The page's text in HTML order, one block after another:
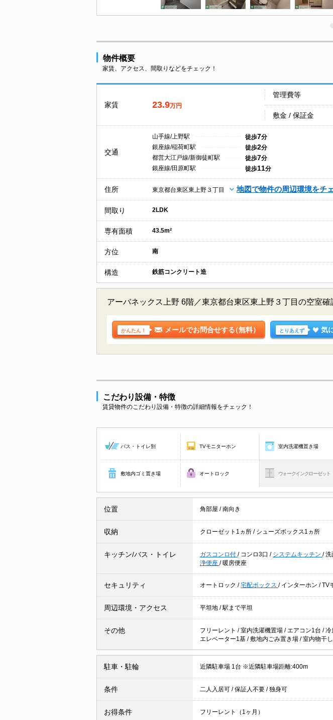
物件概要
家賃、アクセス、間取りなどをチェック！
家賃 23.9万円
管理費等
敷金 / 保証金
交通
山手線/上野駅 徒歩7分
銀座線/稲荷町駅
徒歩2分
都営大江戸線/新御徒町駅
徒歩7分
銀座線/田原町駅
徒歩11分
住所 東京都台東区東上野３丁目 地図で物件の周辺環境をチ
間取り 2LDK
専有面積 43.5m²
方位 南
構造 鉄筋コンクリート造
アーバネックス上野 6階／東京都台東区東上野３丁目の空室
かんたん！ メールでお問合せする（無料） とりあえず 気
こだわり設備・特徴
賃貸物件のこだわり設備・特徴の詳細情報をチェック！
バス・トイレ別 TVモニターホン 室内洗濯機置き場
敷地内ゴミ置き場 オートロック ウォークインクローゼット
位置 角部屋 /南向き
収納 クローゼット1ヵ所 / シューズボックス1ヵ所
キッチン/バス・トイレ ガスコンロ付 / コンロ3口 / システムキッチン /洗
浄便座 / 暖房便座
セキュリティ オートロック /宅配ボックス / インターホン /TV
周辺環境・アクセス 平坦地 /駅まで平坦
その他 フリーレント /室内洗濯機置場 / エアコン1台 /冷
エレベーター1基 /敷地内ごみ置き場 /室内物干
駐車・駐輪 近隣駐車場 1台 ※近隣駐車場距離:400m
条件 二人入居可 /保証人不要 /独身可
お得条件 フリーレント（1ヶ月）